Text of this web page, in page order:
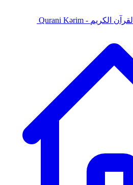
Qurani Kərim - القرآن الكريم